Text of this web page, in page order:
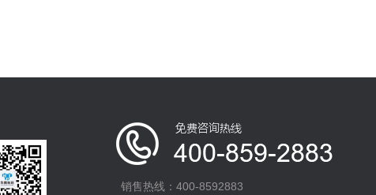
销售热线：400-8592883